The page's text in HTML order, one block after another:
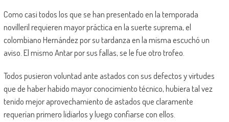
Como casi todos los que se han presentado en la temporada
novilleril requieren mayor práctica en la suerte suprema, el
colombiano Hernández por su tardanza en la misma escuchó un
aviso. El mismo Antar por sus fallas, se le fue otro trofeo.
Todos pusieron voluntad ante astados con sus defectos y virtudes
que de haber habido mayor conocimiento técnico, hubiera tal vez
tenido mejor aprovechamiento de astados que claramente
requerían primero lidiarlos y luego confiarse con ellos.